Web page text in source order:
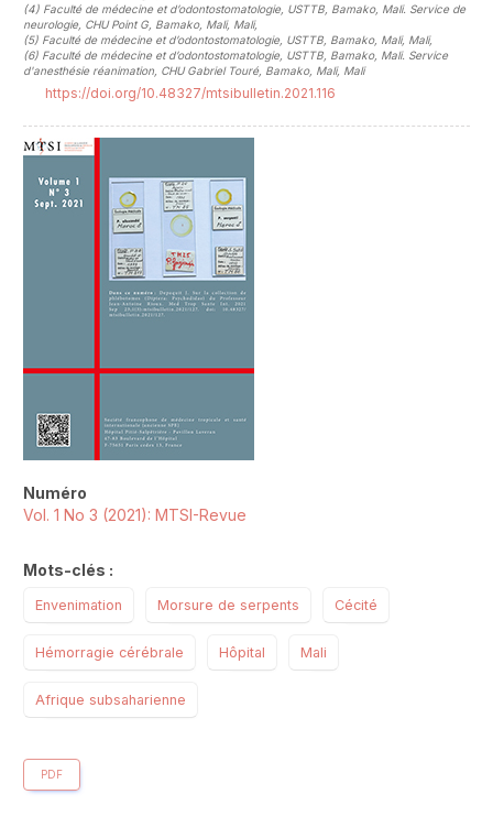
(4) Faculté de médecine et d’odontostomatologie, USTTB, Bamako, Mali. Service de
neurologie, CHU Point G, Bamako, Mali, Mali,
(5) Faculté de médecine et d’odontostomatologie, USTTB, Bamako, Mali, Mali,
(6) Faculté de médecine et d’odontostomatologie, USTTB, Bamako, Mali. Service
d'anesthésie réanimation, CHU Gabriel Touré, Bamako, Mali, Mali
https://doi.org/10.48327/mtsibulletin.2021.116
Numéro
Vol. 1 No 3 (2021): MTSI-Revue
Mots-clés :
Envenimation Morsure de serpents Cécité
Hémorragie cérébrale Hôpital Mali
Afrique subsaharienne
PDF